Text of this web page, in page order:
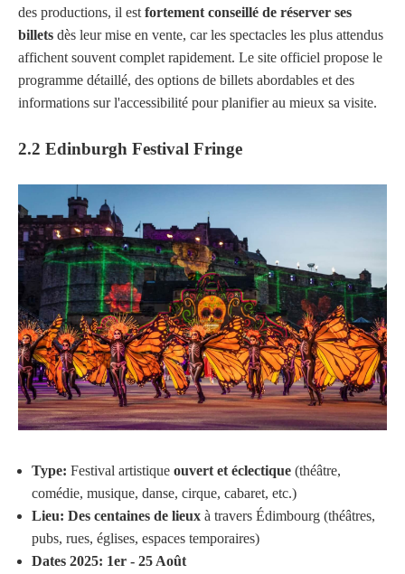
des productions, il est fortement conseillé de réserver ses
billets dès leur mise en vente, car les spectacles les plus attendus
affichent souvent complet rapidement. Le site officiel propose le
programme détaillé, des options de billets abordables et des
informations sur l'accessibilité pour planifier au mieux sa visite.
2.2 Edinburgh Festival Fringe
Type: Festival artistique ouvert et éclectique (théâtre,
comédie, musique, danse, cirque, cabaret, etc.)
Lieu: Des centaines de lieux à travers Édimbourg (théâtres,
pubs, rues, églises, espaces temporaires)
Dates 2025: 1er - 25 Août